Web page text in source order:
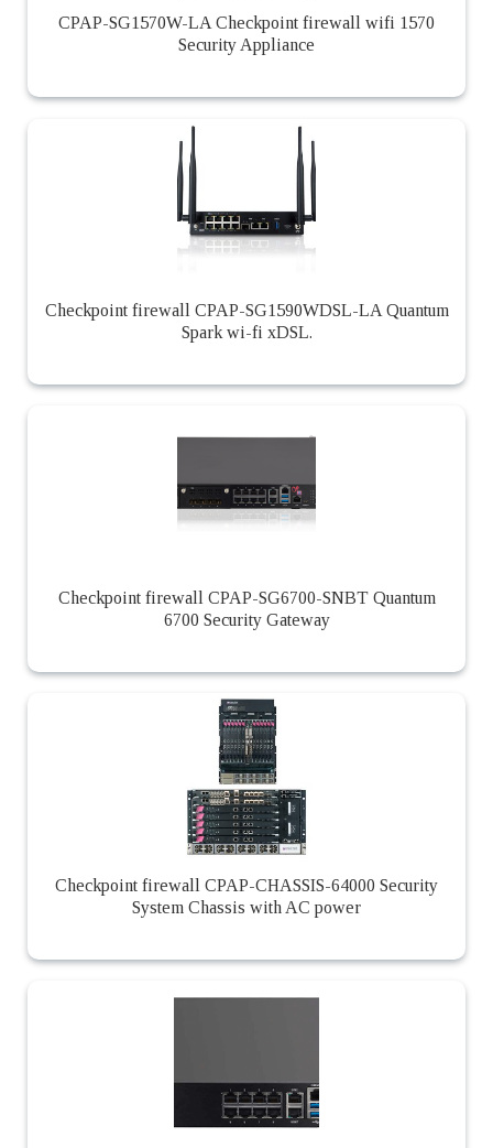
CPAP-SG1570W-LA Checkpoint firewall wifi 1570
Security Appliance
Checkpoint firewall CPAP-SG1590WDSL-LA Quantum
Spark wi-fi xDSL.
Checkpoint firewall CPAP-SG6700-SNBT Quantum
6700 Security Gateway
Checkpoint firewall CPAP-CHASSIS-64000 Security
System Chassis with AC power